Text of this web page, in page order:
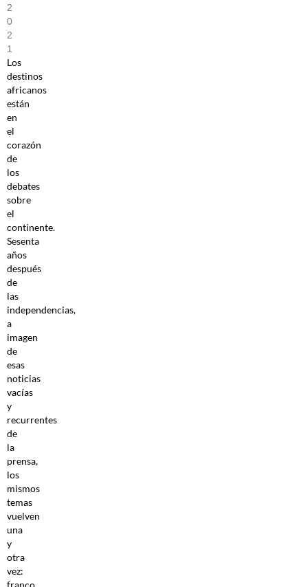
2
0
2
1
Los
destinos
africanos
están
en
el
corazón
de
los
debates
sobre
el
continente.
Sesenta
años
después
de
las
independencias,
a
imagen
de
esas
noticias
vacías
y
recurrentes
de
la
prensa,
los
mismos
temas
vuelven
una
y
otra
vez:
franco